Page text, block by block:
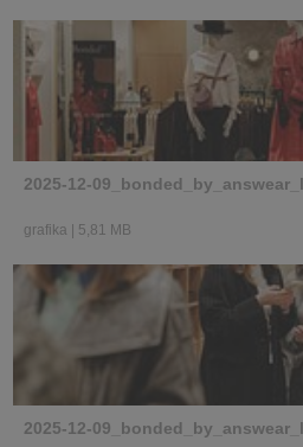
2025-12-
grafika 5,81 MB
2025-12-